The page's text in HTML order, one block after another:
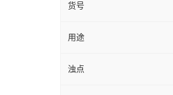
货号
用途
浊点